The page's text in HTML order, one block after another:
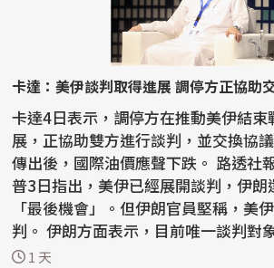
卡達：美伊談判取得進展 調停方正協助
卡達4日表示，調停方在推動美伊結束
展，正協助雙方進行談判，並交換協
傳出後，國際油價應聲下跌。 路透社報導，美國總統川
普3日指出，美伊已經展開談判，伊朗
「最後機會」。但伊朗官員堅稱，美
判。 伊朗方面表示，目前唯一談判對象是阿曼，議題是
荷莫茲...
1 天